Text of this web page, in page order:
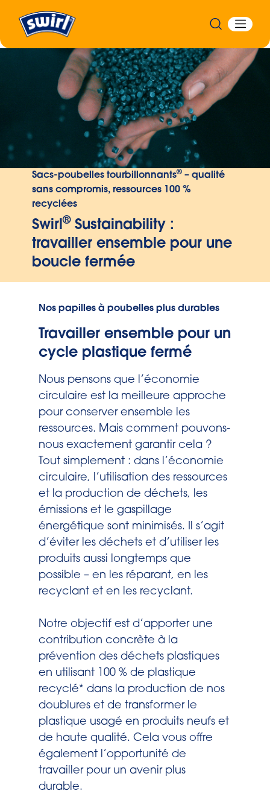
Sacs-poubelles tourbillonnants® – qualité
sans compromis, ressources 100 %
recyclées
Swirl®Sustainability :
travailler ensemble pour une
boucle fermée
Nos papilles à poubelles plus durables
Travailler ensemble pour un
cycle plastique fermé
Nous pensons que l’économie
circulaire est la meilleure approche
pour conserver ensemble les
ressources. Mais comment pouvons-
nous exactement garantir cela ?
Tout simplement : dans l’économie
circulaire, l’utilisation des ressources
et la production de déchets, les
émissions et le gaspillage
énergétique sont minimisés. Il s’agit
d’éviter les déchets et d’utiliser les
produits aussi longtemps que
possible – en les réparant, en les
recyclant et en les recyclant.
Notre objectif est d’apporter une
contribution concrète à la
prévention des déchets plastiques
en utilisant 100 % de plastique
recyclé* dans la production de nos
doublures et de transformer le
plastique usagé en produits neufs et
de haute qualité. Cela vous offre
également l’opportunité de
travailler pour un avenir plus
durable.